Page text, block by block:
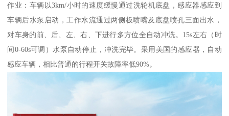
作业：车辆以3km/小时的速度缓慢通过洗轮机底盘，感应器感应到
车辆后水泵启动，工作水流通过两侧板喷嘴及底盘喷孔三面出水，
对车身的前、后、左、右、下进行多方位全自动冲洗。15s左右（时
间0-60s可调）水泵自动停止，冲洗完毕。采用美国的感应器，自动
感应车辆，相比普通的行程开关故障率低90%。